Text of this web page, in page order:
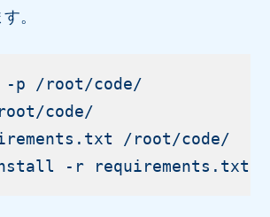
。
-p /root/code/
root/code/
/root/code/